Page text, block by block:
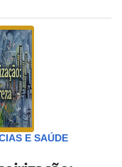
E SAÚDE